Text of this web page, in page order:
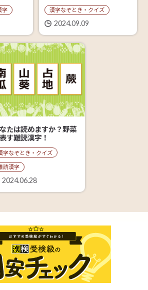
字 漢字なぞとき・クイズ
2024.09.09
たは読めますか？野菜
す難読漢字！
字なぞとき・クイズ
読漢字
2024.06.28